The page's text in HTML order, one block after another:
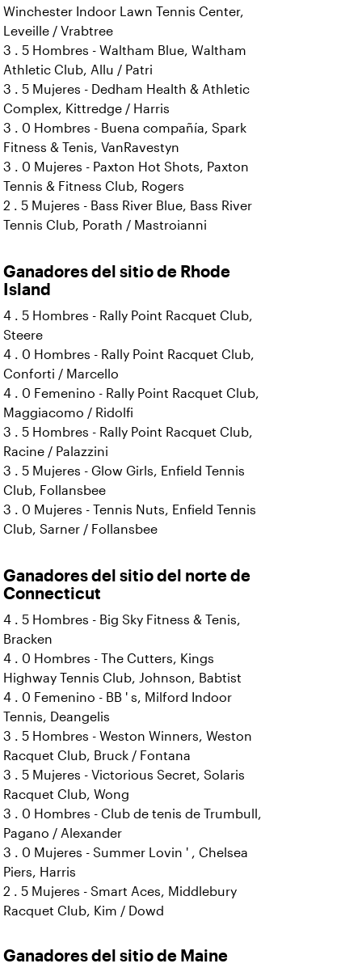
Winchester Indoor Lawn Tennis Center,
Leveille / Vrabtree
3 . 5 Hombres - Waltham Blue, Waltham
Athletic Club, Allu / Patri
3 . 5 Mujeres - Dedham Health & Athletic
Complex, Kittredge / Harris
3 . 0 Hombres - Buena compañía, Spark
Fitness & Tenis, VanRavestyn
3 . 0 Mujeres - Paxton Hot Shots, Paxton
Tennis & Fitness Club, Rogers
2 . 5 Mujeres - Bass River Blue, Bass River
Tennis Club, Porath / Mastroianni
Ganadores del sitio de Rhode
Island
4 . 5 Hombres - Rally Point Racquet Club,
Steere
4 . 0 Hombres - Rally Point Racquet Club,
Conforti / Marcello
4 . 0 Femenino - Rally Point Racquet Club,
Maggiacomo / Ridolfi
3 . 5 Hombres - Rally Point Racquet Club,
Racine / Palazzini
3 . 5 Mujeres - Glow Girls, Enfield Tennis
Club, Follansbee
3 . 0 Mujeres - Tennis Nuts, Enfield Tennis
Club, Sarner / Follansbee
Ganadores del sitio del norte de
Connecticut
4 . 5 Hombres - Big Sky Fitness & Tenis,
Bracken
4 . 0 Hombres - The Cutters, Kings
Highway Tennis Club, Johnson, Babtist
4 . 0 Femenino - BB ' s, Milford Indoor
Tennis, Deangelis
3 . 5 Hombres - Weston Winners, Weston
Racquet Club, Bruck / Fontana
3 . 5 Mujeres - Victorious Secret, Solaris
Racquet Club, Wong
3 . 0 Hombres - Club de tenis de Trumbull,
Pagano / Alexander
3 . 0 Mujeres - Summer Lovin ' , Chelsea
Piers, Harris
2 . 5 Mujeres - Smart Aces, Middlebury
Racquet Club, Kim / Dowd
Ganadores del sitio de Maine